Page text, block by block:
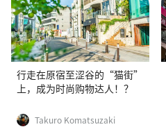
行走在原宿至涩谷的“猫街”
上，成为时尚购物达人！？
Takuro Komatsuzaki